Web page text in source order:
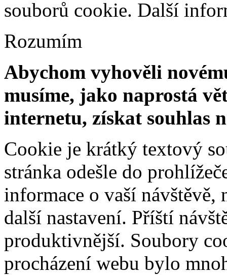
souborů cookie. Další
Rozumím
Abychom vyhověli
musíme, jako naprostá
internetu, získat souhlas
Cookie je krátký textový
stránka odešle do
informace o vaší
další nastavení. Příští
produktivnější. Soubory
procházení webu bylo